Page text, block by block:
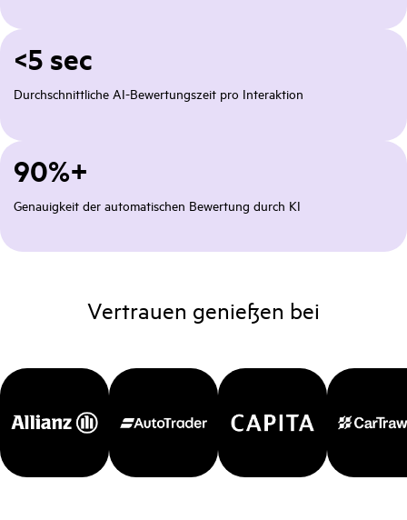
90%+
Genauigkeit der automatischen Bewertung durch KI
<5 sec
Durchschnittliche AI-Bewertungszeit pro Interaktion
Vertrauen genießen bei